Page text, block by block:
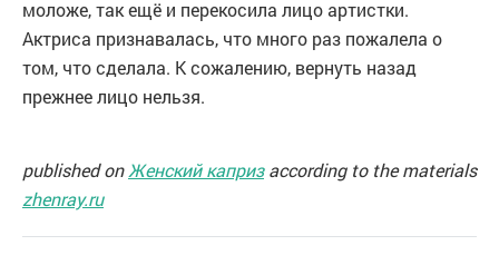
моложе, так ещё и перекосила лицо артистки.
Актриса признавалась, что много раз пожалела о
том, что сделала. К сожалению, вернуть назад
прежнее лицо нельзя.
published onЖенский капризaccording to the materials
zhenray.ru